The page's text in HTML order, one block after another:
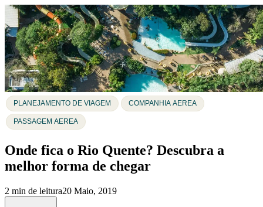
PLANEJAMENTO DE VIAGEM COMPANHIA AEREA
PASSAGEM AEREA
Onde fica o Rio Quente? Descubra a
melhor forma de chegar
2 min de leitura20 Maio, 2019